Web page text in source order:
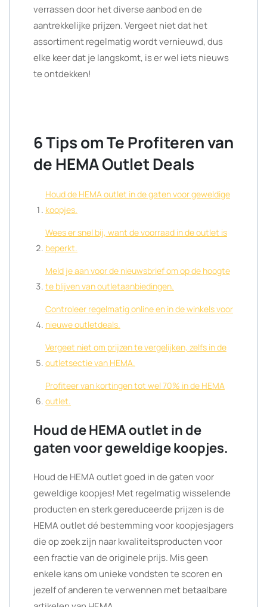
verrassen door het diverse aanbod en de
aantrekkelijke prijzen. Vergeet niet dat het
assortiment regelmatig wordt vernieuwd, dus
elke keer dat je langskomt, is er wel iets nieuws
te ontdekken!
6 Tips om Te Profiteren van
de HEMA Outlet Deals
Houd de HEMA outlet in de gaten voor geweldige
koopjes.
Wees er snel bij, want de voorraad in de outlet is
beperkt.
Meld je aan voor de nieuwsbrief om op de hoogte
te blijven van outletaanbiedingen.
Controleer regelmatig online en in de winkels voor
nieuwe outletdeals.
Vergeet niet om prijzen te vergelijken, zelfs in de
outletsectie van HEMA.
Profiteer van kortingen tot wel 70% in de HEMA
outlet.
Houd de HEMA outlet in de
gaten voor geweldige koopjes.
Houd de HEMA outlet goed in de gaten voor
geweldige koopjes! Met regelmatig wisselende
producten en sterk gereduceerde prijzen is de
HEMA outlet dé bestemming voor koopjesjagers
die op zoek zijn naar kwaliteitsproducten voor
een fractie van de originele prijs. Mis geen
enkele kans om unieke vondsten te scoren en
jezelf of anderen te verwennen met betaalbare